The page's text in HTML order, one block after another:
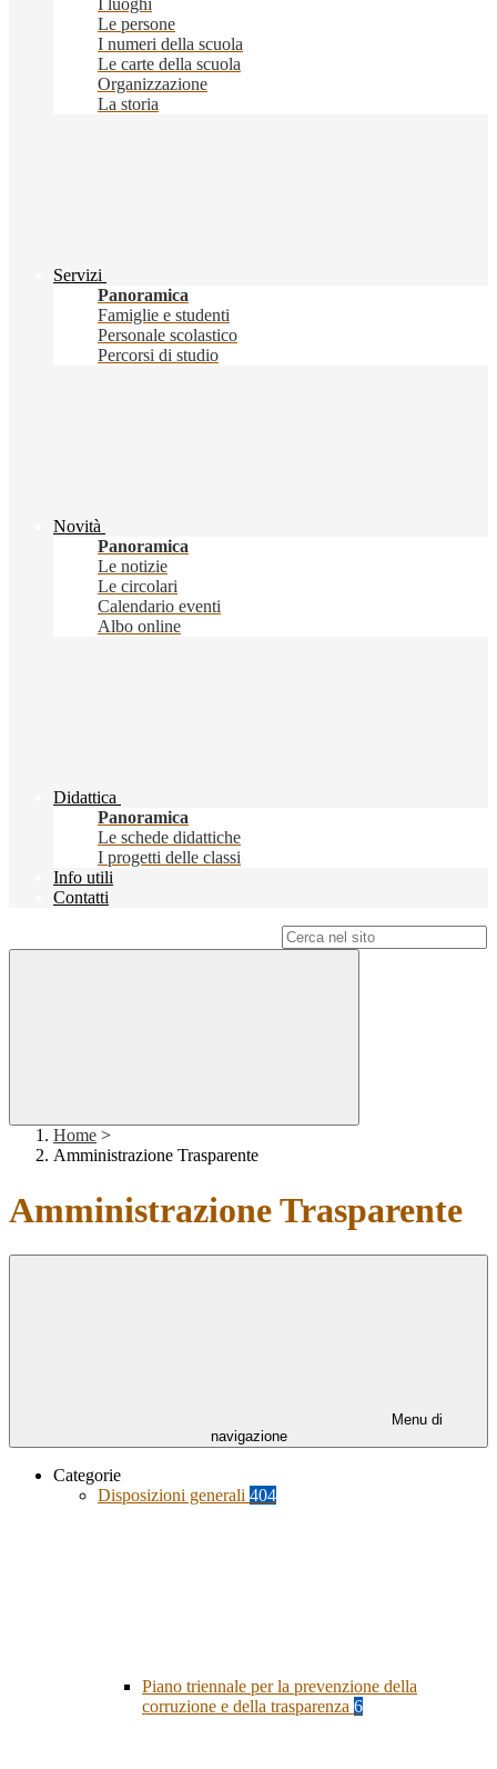
I luoghi
Le persone
I numeri della scuola
Le carte della scuola
Organizzazione
La storia
Servizi
Panoramica
Famiglie e studenti
Personale scolastico
Percorsi di studio
Novità
Panoramica
Le notizie
Le circolari
Calendario eventi
Albo online
Didattica
Panoramica
Le schede didattiche
I progetti delle classi
Info utili
Contatti
Home >
Amministrazione Trasparente
Amministrazione Trasparente
Menu di
navigazione
Categorie
Disposizioni generali 404
Piano triennale per la prevenzione della
corruzione e della trasparenza 6